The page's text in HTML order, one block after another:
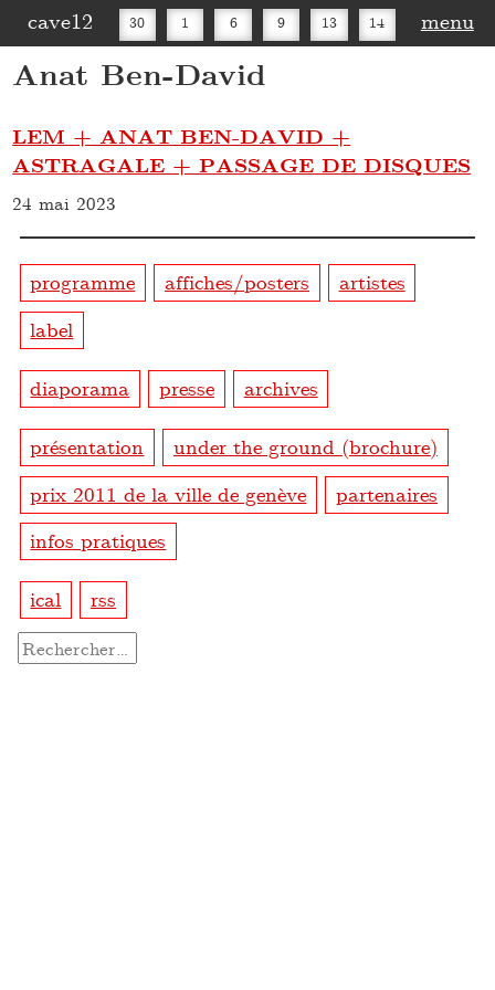
cave12 30 1 6 9 13 14
20 27
menu
Anat Ben-David
LEM + ANAT BEN-DAVID +
ASTRAGALE + PASSAGE DE DISQUES
24 mai 2023
programme affiches/posters
artistes
label
diaporama presse archives
présentation
under the ground (brochure)
prix 2011 de la ville de genève
partenaires
infos pratiques
ical rss
Rechercher :